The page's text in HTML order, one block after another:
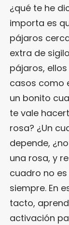
¿qué te he
importa es
pájaros
extra de
pájaros,
casos como
un bonito
te vale
rosa? ¿Un
depende,
una rosa, y
cuadro no
siempre. En
tacto,
activación